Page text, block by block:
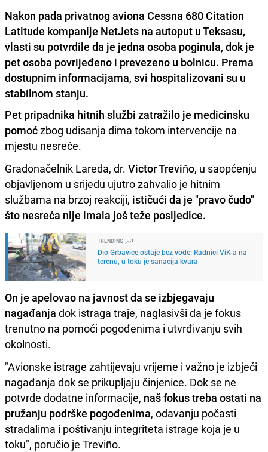
Nakon pada privatnog aviona Cessna 680 Citation
Latitude kompanije NetJets na autoput u Teksasu,
vlasti su potvrdile da je jedna osoba poginula, dok je
pet osoba povrijeđeno i prevezeno u bolnicu. Prema
dostupnim informacijama, svi hospitalizovani su u
stabilnom stanju.
Pet pripadnika hitnih službi zatražilo je medicinsku
pomoćzbog udisanja dima tokom intervencije na
mjestu nesreće.
Gradonačelnik Lareda, dr. Victor Treviño, u saopćenju
objavljenom u srijedu ujutro zahvalio je hitnim
službama na brzoj reakciji, ističući da je "pravo čudo"
što nesreća nije imala još teže posljedice.
TRENDING
Dio Grbavice ostaje bez vode: Radnici ViK-a na
terenu, u toku je sanacija kvara
On je apelovao na javnost da se izbjegavaju
nagađanja dok istraga traje, naglasivši da je fokus
trenutno na pomoći pogođenima i utvrđivanju svih
okolnosti.
"Avionske istrage zahtijevaju vrijeme i važno je izbjeći
nagađanja dok se prikupljaju činjenice. Dok se ne
potvrde dodatne informacije, naš fokus treba ostati na
pružanju podrške pogođenima, odavanju počasti
stradalima i poštivanju integriteta istrage koja je u
toku", poručio je Treviño.